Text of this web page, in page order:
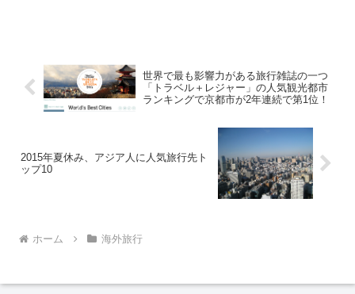
日現在における、2...
世界で最も影響力がある旅行雑誌の一つ
「トラベル＋レジャー」の人気観光都市
ランキングで京都市が2年連続で第1位！
2015年夏休み、アジア人に人気旅行先ト
ップ10
ホーム 海外旅行